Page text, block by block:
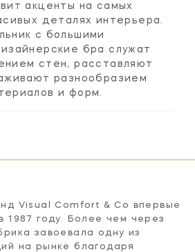
акценты на самых
деталях интерьера.
с большими
бра служат
стен, расставляют
разнообразием
и форм.
Visual Comfort & Co впервые
1987 году. Более чем через
завоевала одну из
на рынке благодаря